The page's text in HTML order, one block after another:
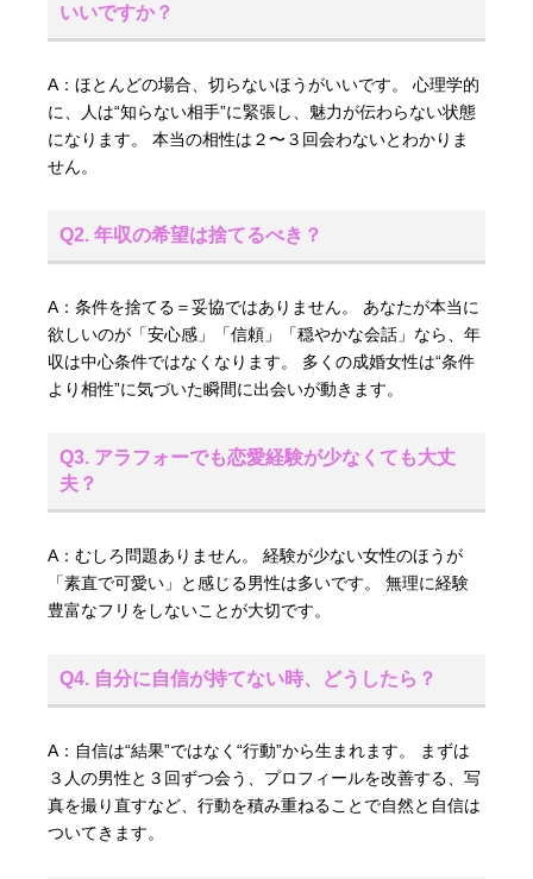
いいですか？
A：ほとんどの場合、切らないほうがいいです。 心理学的
に、人は“知らない相手”に緊張し、魅力が伝わらない状態
になります。 本当の相性は２〜３回会わないとわかりま
せん。
Q2. 年収の希望は捨てるべき？
A：条件を捨てる＝妥協ではありません。 あなたが本当に
欲しいのが「安心感」「信頼」「穏やかな会話」なら、年
収は中心条件ではなくなります。 多くの成婚女性は“条件
より相性”に気づいた瞬間に出会いが動きます。
Q3. アラフォーでも恋愛経験が少なくても大丈
夫？
A：むしろ問題ありません。 経験が少ない女性のほうが
「素直で可愛い」と感じる男性は多いです。 無理に経験
豊富なフリをしないことが大切です。
Q4. 自分に自信が持てない時、どうしたら？
A：自信は“結果”ではなく“行動”から生まれます。 まずは
３人の男性と３回ずつ会う、プロフィールを改善する、写
真を撮り直すなど、行動を積み重ねることで自然と自信は
ついてきます。